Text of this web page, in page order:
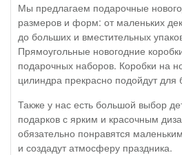
Мы предлагаем подарочные
размеров и форм: от маленьких
до больших и вместительных
Прямоугольные новогодние
подарочных наборов. Коробки на
цилиндра прекрасно подойдут для
Также у нас есть большой выбор
подарков с ярким и красочным
обязательно понравятся
и создадут атмосферу праздника.